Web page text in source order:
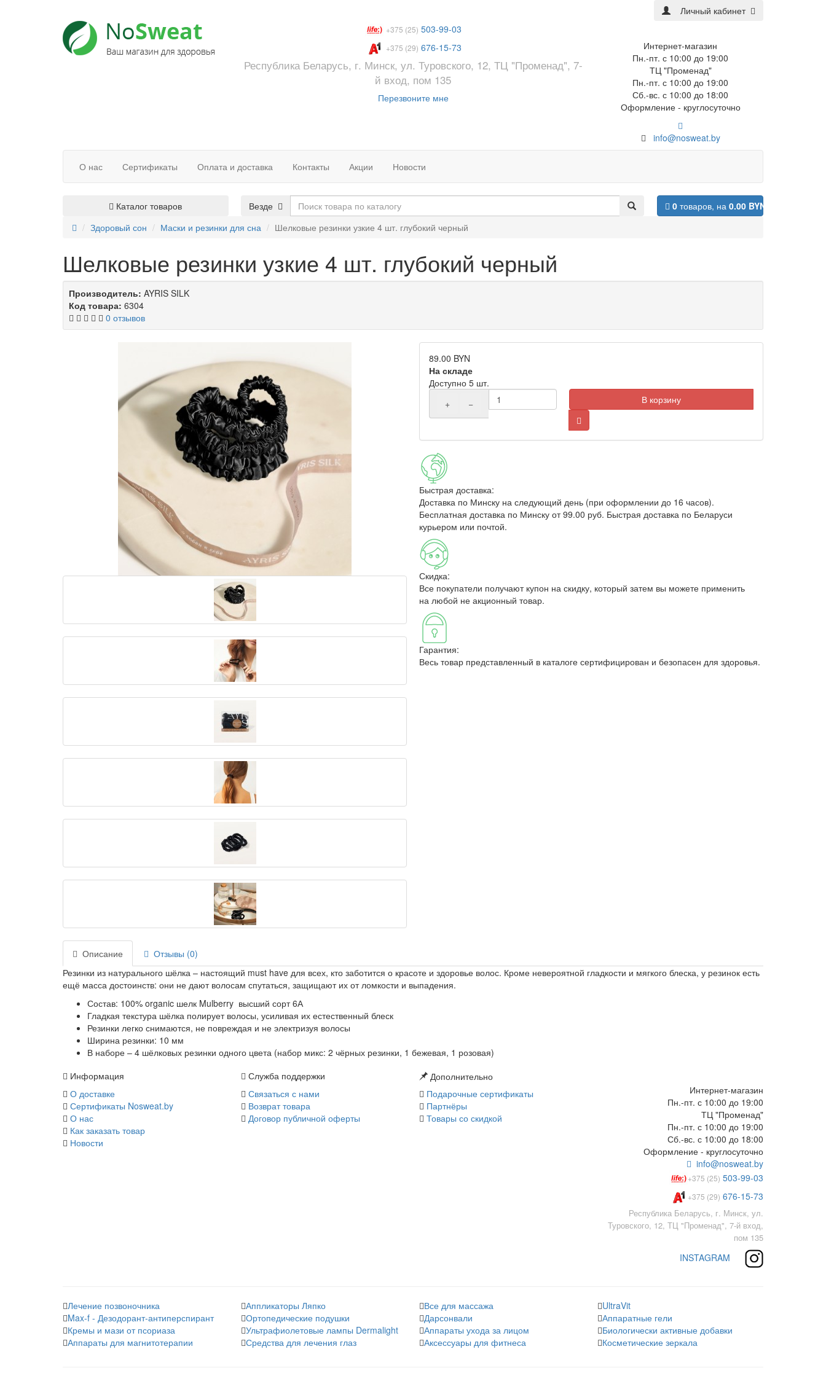
Личный кабинет
+375 (25) 503-99-03
+375 (29) 676-15-73
Республика Беларусь, г. Минск, ул. Туровского, 12, ТЦ "Променад", 7-
й вход, пом 135
Перезвоните мне
Интернет-магазин
Пн.-пт. с 10:00 до 19:00
ТЦ "Променад"
Пн.-пт. с 10:00 до 19:00
Сб.-вс. с 10:00 до 18:00
Оформление - круглосуточно
info@nosweat.by
О нас Сертификаты Оплата и доставка Контакты Акции Новости
Везде 0товаров, на 0.00 BYN
Каталог товаров
Здоровый сон
Маски и резинки для сна Шелковые резинки узкие 4 шт. глубокий черный
Шелковые резинки узкие 4 шт. глубокий черный
Производитель: AYRIS SILK
Код товара: 6304
0 отзывов
89.00 BYN
На складе
Доступно 5 шт.
+
− В корзину
Быстрая доставка:
Доставка по Минску на следующий день (при оформлении до 16 часов).
Бесплатная доставка по Минску от 99.00 руб. Быстрая доставка по Беларуси
курьером или почтой.
Скидка:
Все покупатели получают купон на скидку, который затем вы можете применить
на любой не акционный товар.
Гарантия:
Весь товар представленный в каталоге сертифицирован и безопасен для здоровья.
Описание
Отзывы (0)
Резинки из натурального шёлка – настоящий must have для всех, кто заботится о красоте и здоровье волос. Кроме невероятной гладкости и мягкого блеска, у резинок есть
ещё масса достоинств: они не дают волосам спутаться, защищают их от ломкости и выпадения.
Состав: 100% organic шелк Mulberry высший сорт 6А
Гладкая текстура шёлка полирует волосы, усиливая их естественный блеск
Резинки легко снимаются, не повреждая и не электризуя волосы
Ширина резинки: 10 мм
В наборе – 4 шёлковых резинки одного цвета (набор микс: 2 чёрных резинки, 1 бежевая, 1 розовая)
Информация
О доставке
Сертификаты Nosweat.by
О нас
Как заказать товар
Новости
Служба поддержки
Связаться с нами
Возврат товара
Договор публичной оферты
Дополнительно
Подарочные сертификаты
Партнёры
Товары со скидкой
Интернет-магазин
Пн.-пт. с 10:00 до 19:00
ТЦ "Променад"
Пн.-пт. с 10:00 до 19:00
Сб.-вс. с 10:00 до 18:00
Оформление - круглосуточно
info@nosweat.by
+375 (25) 503-99-03
+375 (29) 676-15-73
Республика Беларусь, г. Минск, ул.
Туровского, 12, ТЦ "Променад", 7-й вход,
пом 135
INSTAGRAM
Лечение позвоночника
Max-f - Дезодорант-антиперспирант
Кремы и мази от псориаза
Аппараты для магнитотерапии
Аппликаторы Ляпко
Ортопедические подушки
Ультрафиолетовые лампы Dermalight
Средства для лечения глаз
Все для массажа
Дарсонвали
Аппараты ухода за лицом
Аксессуары для фитнеса
UltraVit
Аппаратные гели
Биологически активные добавки
Косметические зеркала